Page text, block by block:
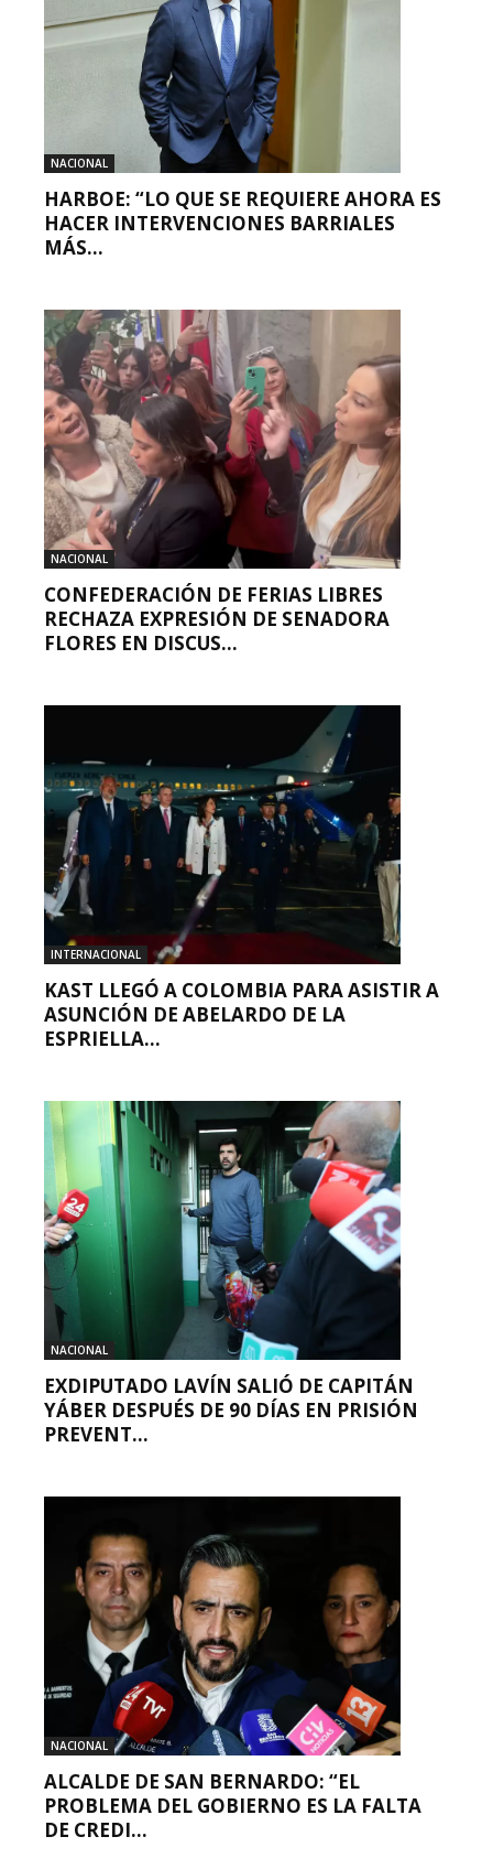
NACIONAL
HARBOE: “LO QUE SE REQUIERE AHORA ES
HACER INTERVENCIONES BARRIALES
MÁS...
NACIONAL
CONFEDERACIÓN DE FERIAS LIBRES
RECHAZA EXPRESIÓN DE SENADORA
FLORES EN DISCUS...
INTERNACIONAL
KAST LLEGÓ A COLOMBIA PARA ASISTIR A
ASUNCIÓN DE ABELARDO DE LA
ESPRIELLA...
NACIONAL
EXDIPUTADO LAVÍN SALIÓ DE CAPITÁN
YÁBER DESPUÉS DE 90 DÍAS EN PRISIÓN
PREVENT...
NACIONAL
ALCALDE DE SAN BERNARDO: “EL
PROBLEMA DEL GOBIERNO ES LA FALTA
DE CREDI...